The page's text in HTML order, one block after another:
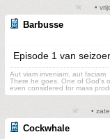
•
Barbusse
Episode 1 van
Aut viam inveniam, aut faciam
There he goes. One of God's
even considered for mass
•
Cockwhale